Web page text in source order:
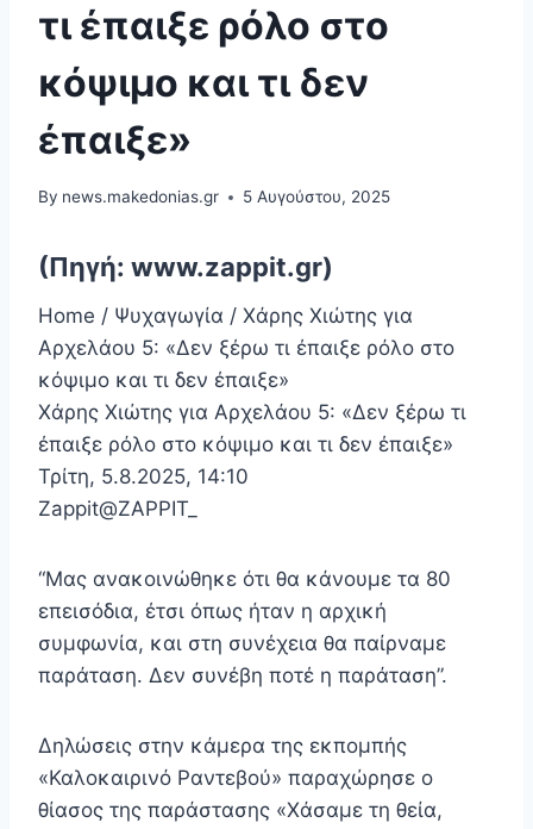
τι έπαιξε ρόλο στο
κόψιμο και τι δεν
έπαιξε»
By news.makedonias.gr 5 Αυγούστου, 2025
(Πηγή: www.zappit.gr)
Home / Ψυχαγωγία / Χάρης Χιώτης για
Αρχελάου 5: «Δεν ξέρω τι έπαιξε ρόλο στο
κόψιμο και τι δεν έπαιξε»
Χάρης Χιώτης για Αρχελάου 5: «Δεν ξέρω τι
έπαιξε ρόλο στο κόψιμο και τι δεν έπαιξε»
Τρίτη, 5.8.2025, 14:10
Zappit@ZAPPIT_
“Μας ανακοινώθηκε ότι θα κάνουμε τα 80
επεισόδια, έτσι όπως ήταν η αρχική
συμφωνία, και στη συνέχεια θα παίρναμε
παράταση. Δεν συνέβη ποτέ η παράταση”.
Δηλώσεις στην κάμερα της εκπομπής
«Καλοκαιρινό Ραντεβού» παραχώρησε ο
θίασος της παράστασης «Χάσαμε τη θεία,